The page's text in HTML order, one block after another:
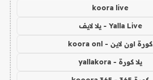
koora live
Yalla Live - يلا لايف
كورة اون لاين - koora onl
يلا كورة - yallakora